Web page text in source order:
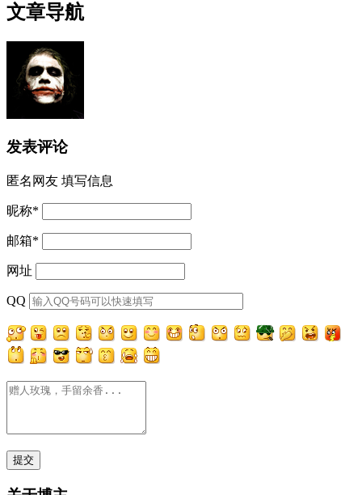
文章导航
发表评论
匿名网友 填写信息
昵称*
邮箱*
网址
QQ